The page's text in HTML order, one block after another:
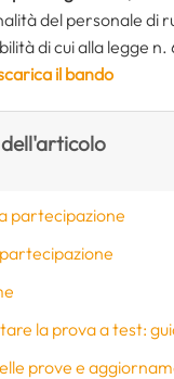
del personale di
di cui alla legge n.
il bando
partecipazione
la prova a test:
prove e